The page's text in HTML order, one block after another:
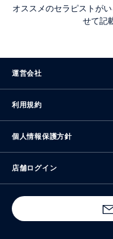
オススメのセラピストが
せて記
運営会社
利用規約
個人情報保護方針
店舗ログイン